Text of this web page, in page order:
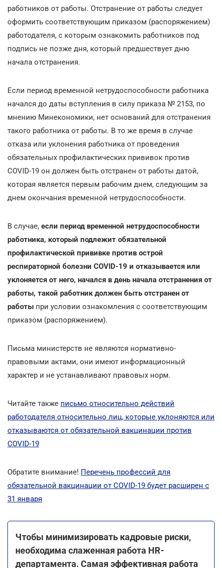
работников от работы. Отстранение от работы следует
оформить соответствующим приказом (распоряжением)
работодателя, с которым ознакомить работников под
подпись не позже дня, который предшествует дню
начала отстранения.
Если период временной нетрудоспособности работника
начался до даты вступления в силу приказа № 2153, по
мнению Минекономики, нет оснований для отстранения
такого работника от работы. В то же время в случае
отказа или уклонения работника от проведения
обязательных профилактических прививок против
COVID-19 он должен быть отстранен от работы датой,
которая является первым рабочим днем, следующим за
днем окончания временной нетрудоспособности.
В случае, если период временной нетрудоспособности
работника, который подлежит обязательной
профилактической прививке против острой
респираторной болезни COVID-19 и отказывается или
уклоняется от него, начался в день начала отстранения от
работы, такой работник должен быть отстранен от
работы при условии ознакомления с соответствующим
приказом (распоряжением).
Письма министерств не являются нормативно-
правовыми актами, они имеют информационный
характер и не устанавливают правовых норм.
Читайте также письмо относительно действий
работодателя относительно лиц, которые уклоняются или
отказываются от обязательной вакцинации против
COVID-19
Обратите внимание! Перечень профессий для
обязательной вакцинации от COVID-19 будет расширен с
31 января
Чтобы минимизировать кадровые риски,
необходима слаженная работа HR-
департамента. Самая эффективная работа